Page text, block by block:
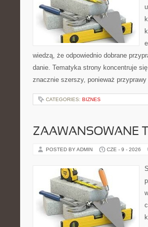
wiedzą, że odpowiednio dobrane
danie. Tematyka strony koncentruje
znacznie szerszy, ponieważ
CATEGORIES: BIZNES
ZAAWANSOWANE
POSTED BY ADMIN CZE - 9 - 2026